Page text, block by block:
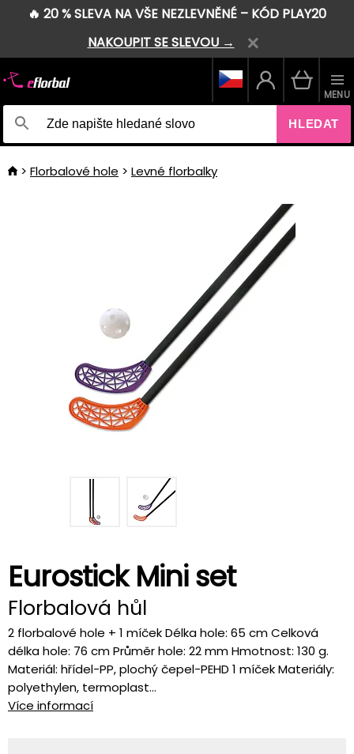
🔥 20 % SLEVA NA VŠE NEZLEVNĚNÉ – KÓD PLAY20
NAKOUPIT SE SLEVOU →
HLEDAT
MENU
Florbalové hole Levné florbalky
Eurostick Mini set
Florbalová hůl
2 florbalové hole + 1 míček Délka hole: 65 cm Celková
délka hole: 76 cm Průměr hole: 22 mm Hmotnost: 130 g.
Materiál: hřídel-PP, plochý čepel-PEHD 1 míček Materiály:
polyethylen, termoplast...
Více informací